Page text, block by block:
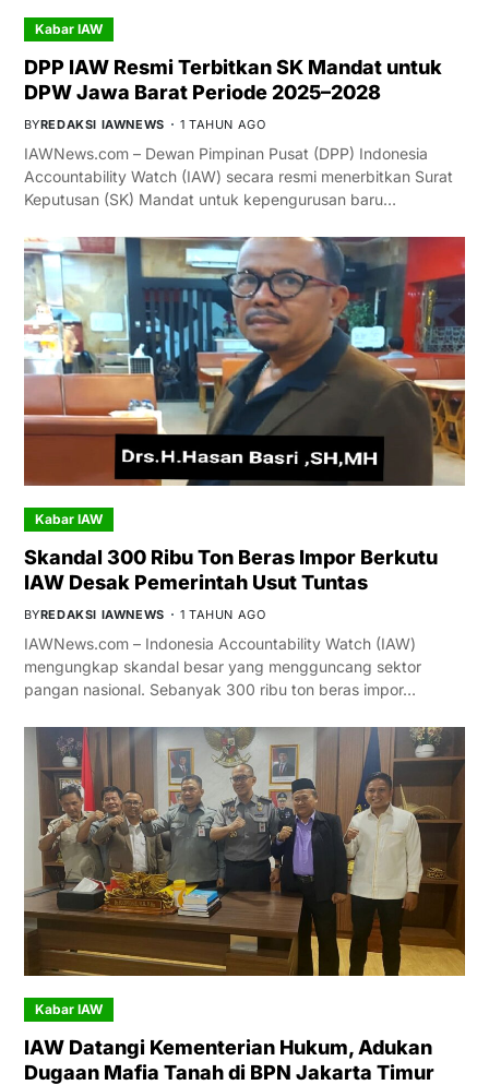
Kabar IAW
DPP IAW Resmi Terbitkan SK Mandat untuk
DPW Jawa Barat Periode 2025–2028
BYREDAKSI IAWNEWS 1 TAHUN AGO
IAWNews.com – Dewan Pimpinan Pusat (DPP) Indonesia
Accountability Watch (IAW) secara resmi menerbitkan Surat
Keputusan (SK) Mandat untuk kepengurusan baru…
Kabar IAW
Skandal 300 Ribu Ton Beras Impor Berkutu
IAW Desak Pemerintah Usut Tuntas
BYREDAKSI IAWNEWS 1 TAHUN AGO
IAWNews.com – Indonesia Accountability Watch (IAW)
mengungkap skandal besar yang mengguncang sektor
pangan nasional. Sebanyak 300 ribu ton beras impor…
Kabar IAW
IAW Datangi Kementerian Hukum, Adukan
Dugaan Mafia Tanah di BPN Jakarta Timur